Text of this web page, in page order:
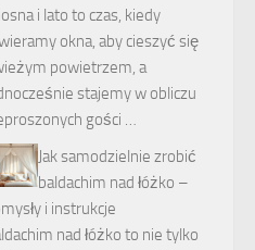
i lato to czas, kiedy
okna, aby cieszyć się
powietrzem, a
stajemy w obliczu
gości …
Jak samodzielnie zrobić
baldachim nad łóżko –
i instrukcje
nad łóżko to nie tylko